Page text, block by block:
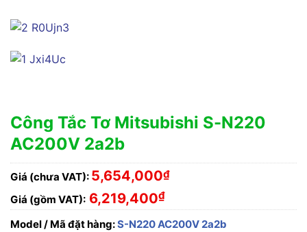
Công Tắc Tơ Mitsubishi S-N220
AC200V 2a2b
Giá (chưa VAT): 5,654,000₫
Giá (gồm VAT): 6,219,400₫
Model / Mã đặt hàng:S-N220 AC200V 2a2b